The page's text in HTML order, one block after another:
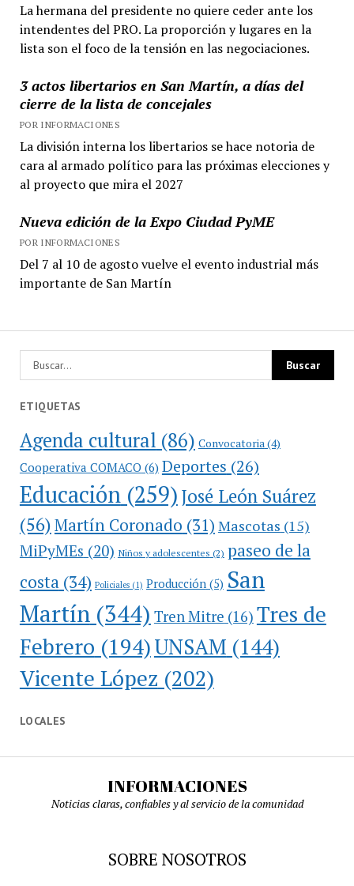
La hermana del presidente no quiere ceder ante los
intendentes del PRO. La proporción y lugares en la
lista son el foco de la tensión en las negociaciones.
3 actos libertarios en San Martín, a días del
cierre de la lista de concejales
POR INFORMACIONES
La división interna los libertarios se hace notoria de
cara al armado político para las próximas elecciones y
al proyecto que mira el 2027
Nueva edición de la Expo Ciudad PyME
POR INFORMACIONES
Del 7 al 10 de agosto vuelve el evento industrial más
importante de San Martín
ETIQUETAS
Agenda cultural (86) Convocatoria (4)
Cooperativa COMACO(6) Deportes (26)
Educación(259)José León Suárez
(56)Martín Coronado (31) Mascotas (15)
MiPyMEs (20) Niños y adolescentes (2) paseo de la
costa(34) Policiales(1) Producción(5) San
Martín(344) Tren Mitre (16) Tres de
Febrero (194)UNSAM (144)
Vicente López (202)
LOCALES
INFORMACIONES
Noticias claras, confiables y al servicio de la comunidad
SOBRE NOSOTROS